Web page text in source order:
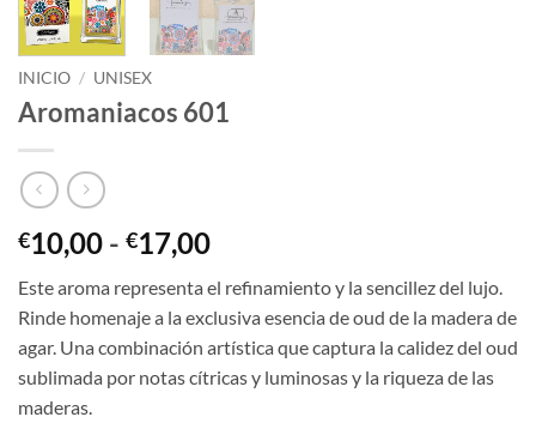
INICIO / UNISEX
Aromaniacos 601
€10,00 - €17,00Rango
precios:
desde
€10,00
hasta
Este aroma representa el refinamiento y la sencillez del lujo.
Rinde homenaje a la exclusiva esencia de oud de la madera de
agar. Una combinación artística que captura la calidez del oud
sublimada por notas cítricas y luminosas y la riqueza de las
maderas.